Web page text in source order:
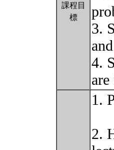
課程目
標
3.
4.
1.
2.